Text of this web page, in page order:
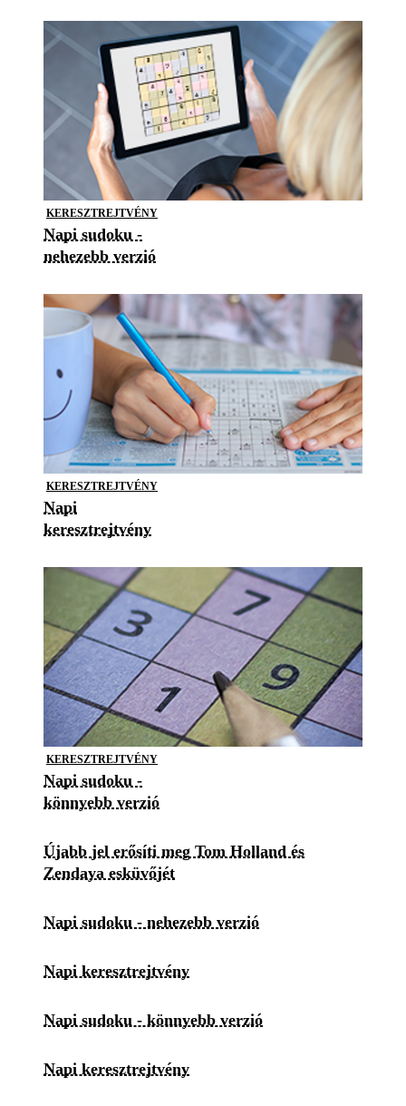
KERESZTREJTVÉNY
Napi sudoku -
nehezebb verzió
KERESZTREJTVÉNY
Napi
keresztrejtvény
KERESZTREJTVÉNY
Napi sudoku -
könnyebb verzió
Újabb jel erősíti meg Tom Holland és
Zendaya esküvőjét
Napi sudoku - nehezebb verzió
Napi keresztrejtvény
Napi sudoku - könnyebb verzió
Napi keresztrejtvény